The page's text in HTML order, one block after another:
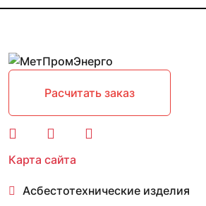
Расчитать заказ
Карта сайта
Асбестотехнические изделия